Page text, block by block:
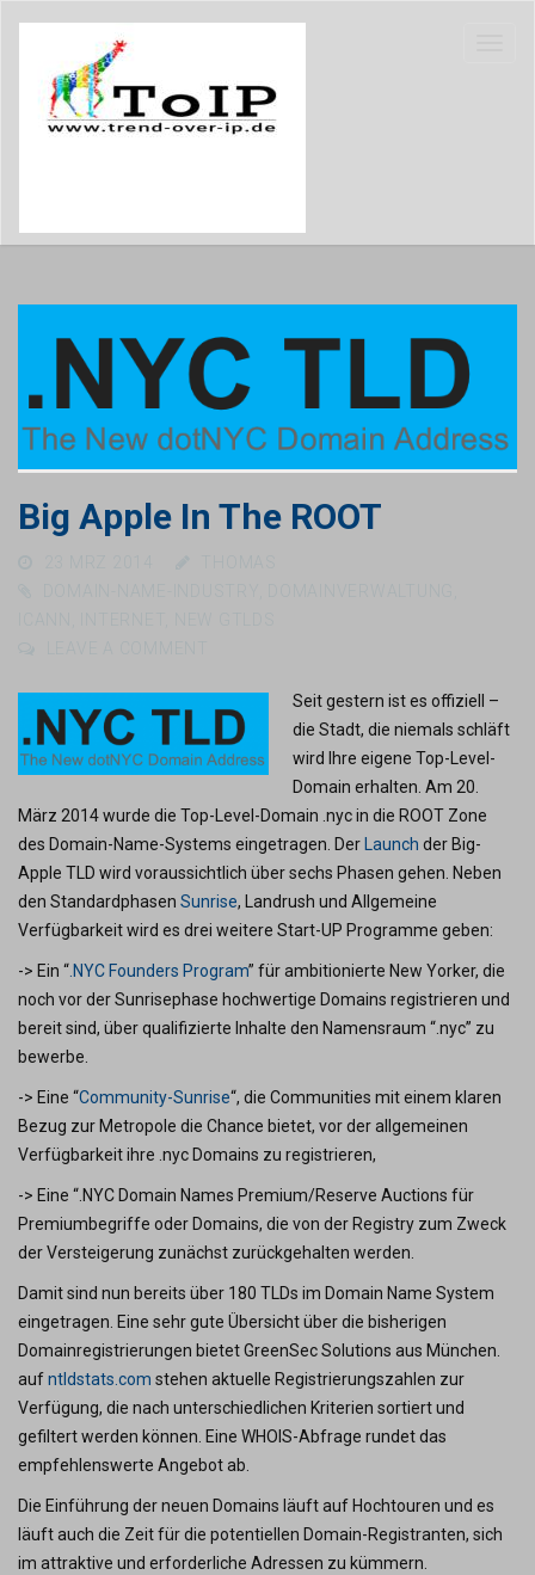
Big Apple In The ROOT
Seit gestern ist es offiziell –
die Stadt, die niemals schläft
wird Ihre eigene Top-Level-
Domain erhalten. Am 20.
März 2014 wurde die Top-Level-Domain .nyc in die ROOT Zone
des Domain-Name-Systems eingetragen. Der
Launch der Big-
Apple TLD wird voraussichtlich über sechs Phasen gehen. Neben
den Standardphasen Sunrise, Landrush und Allgemeine
Verfügbarkeit wird es drei weitere Start-UP Programme geben:
-> Ein “ .NYC Founders Program” für ambitionierte New Yorker, die
noch vor der Sunrisephase hochwertige Domains registrieren und
bereit sind, über qualifizierte Inhalte den Namensraum “.nyc” zu
bewerbe.
-> Eine “Community-Sunrise“, die Communities mit einem klaren
Bezug zur Metropole die Chance bietet, vor der allgemeinen
Verfügbarkeit ihre .nyc Domains zu registrieren,
-> Eine “.NYC Domain Names Premium/Reserve Auctions für
Premiumbegriffe oder Domains, die von der Registry zum Zweck
der Versteigerung zunächst zurückgehalten werden.
Damit sind nun bereits über 180 TLDs im Domain Name System
eingetragen. Eine sehr gute Übersicht über die bisherigen
Domainregistrierungen bietet GreenSec Solutions aus München.
aufntldstats.com stehen aktuelle Registrierungszahlen zur
Verfügung, die nach unterschiedlichen Kriterien sortiert und
gefiltert werden können. Eine WHOIS-Abfrage rundet das
empfehlenswerte Angebot ab.
Die Einführung der neuen Domains läuft auf Hochtouren und es
läuft auch die Zeit für die potentiellen Domain-Registranten, sich
im attraktive und erforderliche Adressen zu kümmern.